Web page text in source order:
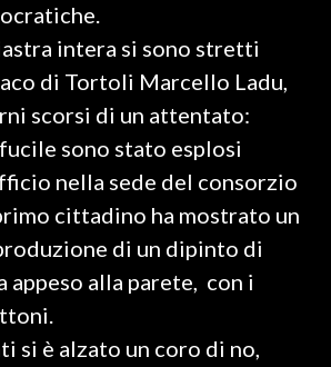
intera si sono stretti
di Tortoli Marcello Ladu,
scorsi di un attentato:
sono stato esplosi
nella sede del consorzio
cittadino ha mostrato un
di un dipinto di
appeso alla parete, con i
si è alzato un coro di no,